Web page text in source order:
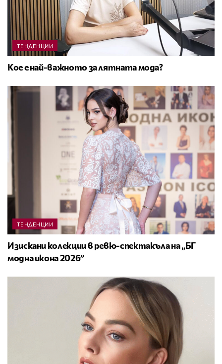
ТЕНДЕНЦИИ
Кое е най-важното за лятната мода?
ТЕНДЕНЦИИ
Изискани колекции в ревю-спектакъла на „БГ
модна икона 2026”